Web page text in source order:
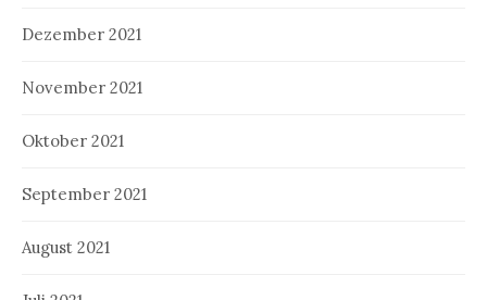
Dezember 2021
November 2021
Oktober 2021
September 2021
August 2021